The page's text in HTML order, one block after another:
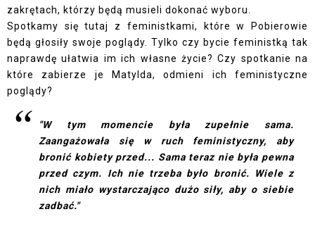
zakrętach, którzy będą musieli dokonać wyboru.
Spotkamy się tutaj z feministkami, które w Pobierowie
będą głosiły swoje poglądy. Tylko czy bycie feministką tak
naprawdę ułatwia im ich własne życie? Czy spotkanie na
które zabierze je Matylda, odmieni ich feministyczne
poglądy?
"W tym momencie była zupełnie sama.
Zaangażowała się w ruch feministyczny, aby
bronić kobiety przed... Sama teraz nie była pewna
przed czym. Ich nie trzeba było bronić. Wiele z
nich miało wystarczająco dużo siły, aby o siebie
zadbać."